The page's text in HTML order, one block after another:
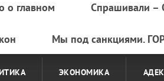
о главном Спрашивали –
Мы под санкциями.
ЭКОНОМИКА